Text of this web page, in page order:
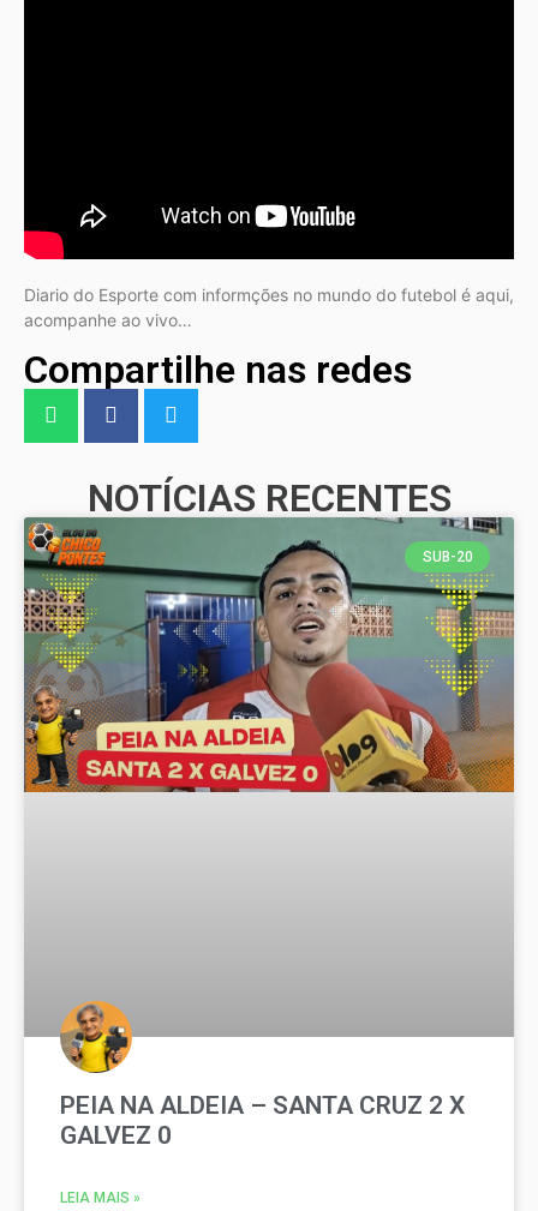
Diario do Esporte com informções no mundo do futebol é aqui,
acompanhe ao vivo…
Compartilhe nas redes
NOTÍCIAS RECENTES
SUB-20
PEIA NA ALDEIA – SANTA CRUZ 2 X
GALVEZ 0
LEIA MAIS »